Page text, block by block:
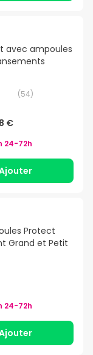
avec ampoules
(54)
€
24-72h
Protect
Grand et Petit
24-72h